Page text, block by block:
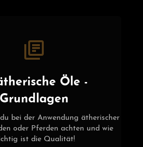
Öle -
Grundlagen
bei der Anwendung ätherischer
oder Pferden achten und wie
ist die Qualität!